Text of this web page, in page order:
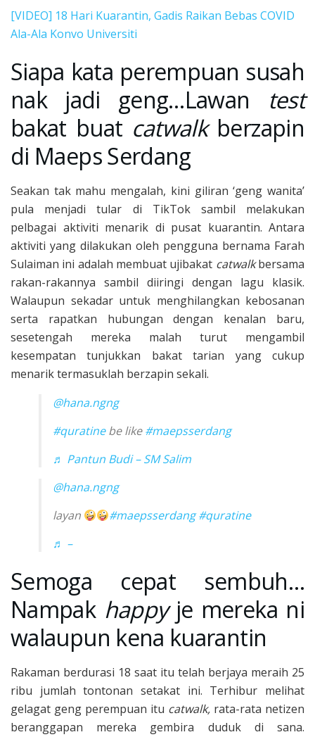
[VIDEO] 18 Hari Kuarantin, Gadis Raikan Bebas COVID
Ala-Ala Konvo Universiti
Siapa kata perempuan susah
nak jadi geng…Lawan
test
bakat buat catwalkberzapin
di Maeps Serdang
Seakan tak mahu mengalah, kini giliran ‘geng wanita’
pula menjadi tular di TikTok sambil melakukan
pelbagai aktiviti menarik di pusat kuarantin. Antara
aktiviti yang dilakukan oleh pengguna bernama Farah
Sulaiman ini adalah membuat ujibakat catwalkbersama
rakan-rakannya sambil diiringi dengan lagu klasik.
Walaupun sekadar untuk menghilangkan kebosanan
serta rapatkan hubungan dengan kenalan baru,
sesetengah mereka malah turut mengambil
kesempatan tunjukkan bakat tarian yang cukup
menarik termasuklah berzapin sekali.
@hana.ngng
#quratinebe like#maepsserdang
♬ Pantun Budi – SM Salim
@hana.ngng
layan
#maepsserdang #quratine
♬ –
Semoga cepat sembuh…
Nampak happyje mereka ni
walaupun kena kuarantin
Rakaman berdurasi 18 saat itu telah berjaya meraih 25
ribu jumlah tontonan setakat ini. Terhibur melihat
gelagat geng perempuan itu catwalk, rata-rata netizen
beranggapan mereka gembira duduk di sana.